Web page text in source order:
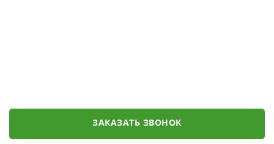
ЗАКАЗАТЬ ЗВОНОК